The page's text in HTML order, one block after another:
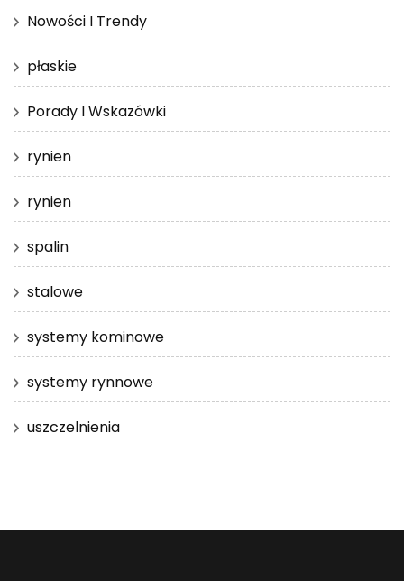
Nowości I Trendy
płaskie
Porady I Wskazówki
rynien
rynien
spalin
stalowe
systemy kominowe
systemy rynnowe
uszczelnienia